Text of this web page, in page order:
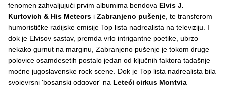
fenomen zahvaljujući prvim albumima bendova Elvis J.
Kurtovich & His Meteors i Zabranjeno pušenje, te transferom
humorističke radijske emisije Top lista nadrealista na televiziju. I
dok je Elvisov sastav, premda vrlo intrigantne poetike, ubrzo
nekako gurnut na marginu, Zabranjeno pušenje je tokom druge
polovice osamdesetih postalo jedan od ključnih faktora tadašnje
moćne jugoslavenske rock scene. Dok je Top lista nadrealista bila
svojevrsni 'bosanski odgovor' na Leteći cirkus Montyja